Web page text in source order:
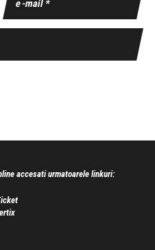
accesati urmatoarele linkuri: